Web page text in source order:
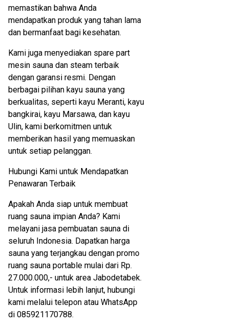
memastikan bahwa Anda
mendapatkan produk yang tahan lama
dan bermanfaat bagi kesehatan.
Kami juga menyediakan spare part
mesin sauna dan steam terbaik
dengan garansi resmi. Dengan
berbagai pilihan kayu sauna yang
berkualitas, seperti kayu Meranti, kayu
bangkirai, kayu Marsawa, dan kayu
Ulin, kami berkomitmen untuk
memberikan hasil yang memuaskan
untuk setiap pelanggan.
Hubungi Kami untuk Mendapatkan
Penawaran Terbaik
Apakah Anda siap untuk membuat
ruang sauna impian Anda? Kami
melayani jasa pembuatan sauna di
seluruh Indonesia. Dapatkan harga
sauna yang terjangkau dengan promo
ruang sauna portable mulai dari Rp.
27.000.000,- untuk area Jabodetabek.
Untuk informasi lebih lanjut, hubungi
kami melalui telepon atau WhatsApp
di 085921170788.